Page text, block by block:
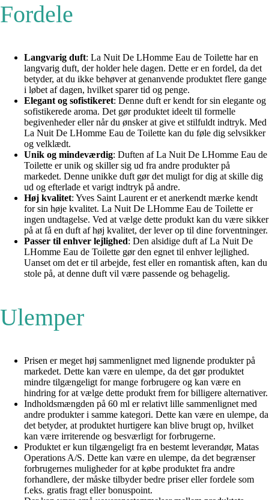
Fordele
Langvarig duft: La Nuit De LHomme Eau de Toilette har en
langvarig duft, der holder hele dagen. Dette er en fordel, da det
betyder, at du ikke behøver at genanvende produktet flere gange
i løbet af dagen, hvilket sparer tid og penge.
Elegant og sofistikeret: Denne duft er kendt for sin elegante og
sofistikerede aroma. Det gør produktet ideelt til formelle
begivenheder eller når du ønsker at give et stilfuldt indtryk. Med
La Nuit De LHomme Eau de Toilette kan du føle dig selvsikker
og velklædt.
Unik og mindeværdig: Duften af La Nuit De LHomme Eau de
Toilette er unik og skiller sig ud fra andre produkter på
markedet. Denne unikke duft gør det muligt for dig at skille dig
ud og efterlade et varigt indtryk på andre.
Høj kvalitet: Yves Saint Laurent er et anerkendt mærke kendt
for sin høje kvalitet. La Nuit De LHomme Eau de Toilette er
ingen undtagelse. Ved at vælge dette produkt kan du være sikker
på at få en duft af høj kvalitet, der lever op til dine forventninger.
Passer til enhver lejlighed: Den alsidige duft af La Nuit De
LHomme Eau de Toilette gør den egnet til enhver lejlighed.
Uanset om det er til arbejde, fest eller en romantisk aften, kan du
stole på, at denne duft vil være passende og behagelig.
Ulemper
Prisen er meget høj sammenlignet med lignende produkter på
markedet. Dette kan være en ulempe, da det gør produktet
mindre tilgængeligt for mange forbrugere og kan være en
hindring for at vælge dette produkt frem for billigere alternativer.
Indholdsmængden på 60 ml er relativt lille sammenlignet med
andre produkter i samme kategori. Dette kan være en ulempe, da
det betyder, at produktet hurtigere kan blive brugt op, hvilket
kan være irriterende og besværligt for forbrugerne.
Produktet er kun tilgængeligt fra en bestemt leverandør, Matas
Operations A/S. Dette kan være en ulempe, da det begrænser
forbrugernes muligheder for at købe produktet fra andre
forhandlere, der måske tilbyder bedre priser eller fordele som
f.eks. gratis fragt eller bonuspoint.